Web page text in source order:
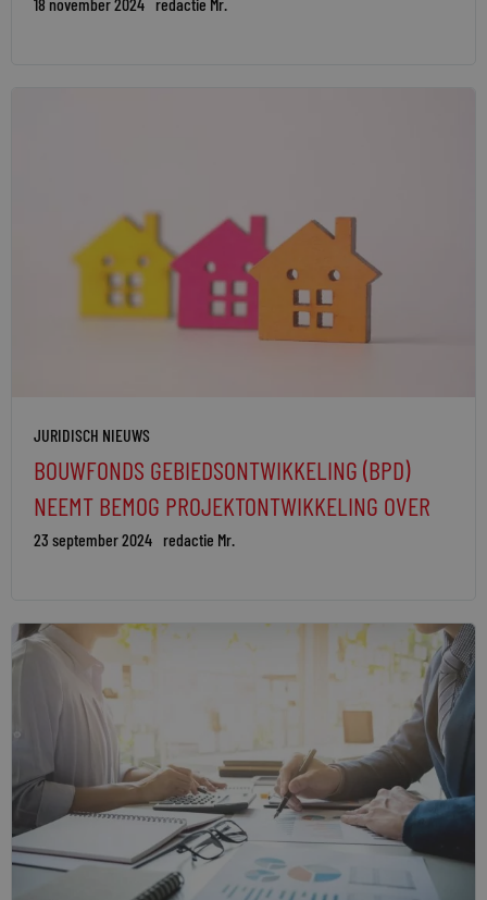
JURIDISCH NIEUWS
BOUWFONDS GEBIEDSONTWIKKELING (BPD)
NEEMT BEMOG PROJEKTONTWIKKELING OVER
23 september 2024 redactie Mr.